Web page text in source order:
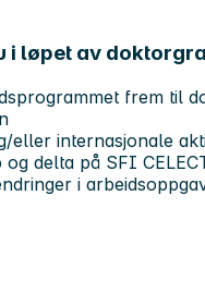
i løpet av
frem til
eller internasjonale
delta på SFI
i